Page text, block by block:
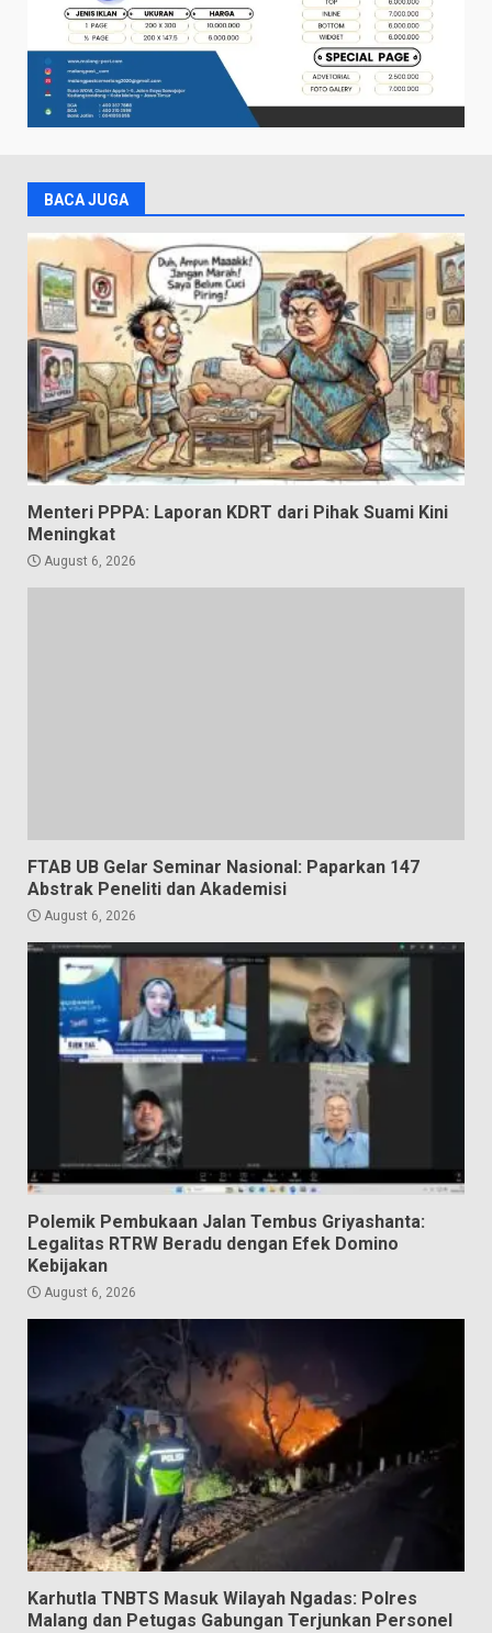
BACA JUGA
Menteri PPPA: Laporan KDRT dari Pihak Suami Kini
Meningkat
August 6, 2026
FTAB UB Gelar Seminar Nasional: Paparkan 147
Abstrak Peneliti dan Akademisi
August 6, 2026
Polemik Pembukaan Jalan Tembus Griyashanta:
Legalitas RTRW Beradu dengan Efek Domino
Kebijakan
August 6, 2026
Karhutla TNBTS Masuk Wilayah Ngadas: Polres
Malang dan Petugas Gabungan Terjunkan Personel